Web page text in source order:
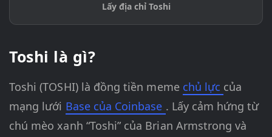
Lấy địa chỉ Toshi
Toshi là gì?
Toshi (TOSHI) là đồng tiền meme chủ lực của
mạng lưới Base của Coinbase . Lấy cảm hứng từ
chú mèo xanh “Toshi” của Brian Armstrong và